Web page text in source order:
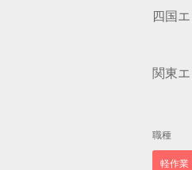
四国
関東
職種
軽作業